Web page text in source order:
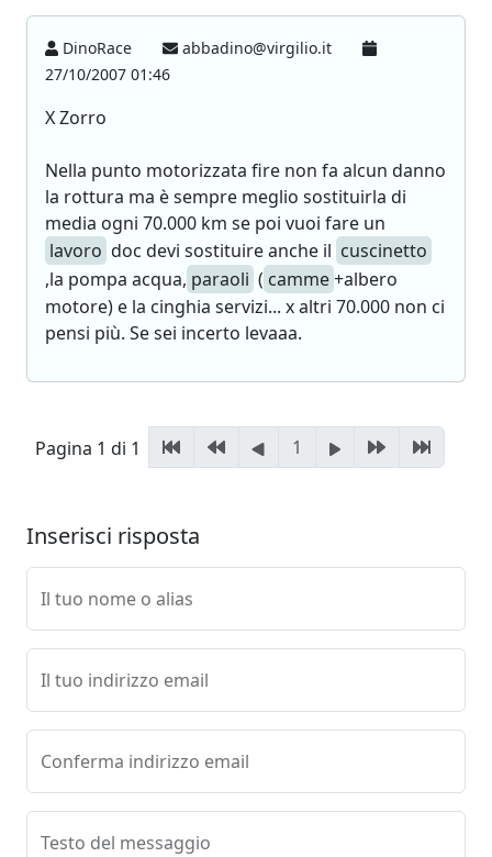
DinoRace
abbadino@virgilio.it
27/10/2007 01:46
X Zorro
Nella punto motorizzata fire non fa alcun danno
la rottura ma è sempre meglio sostituirla di
media ogni 70.000 km se poi vuoi fare un
lavoro doc devi sostituire anche il cuscinetto
,la pompa acqua, paraoli ( camme+albero
motore) e la cinghia servizi... x altri 70.000 non ci
pensi più. Se sei incerto levaaa.
Pagina 1 di 1 1
Inserisci risposta
Il tuo nome o alias
Il tuo indirizzo email
Conferma indirizzo email
Testo del messaggio